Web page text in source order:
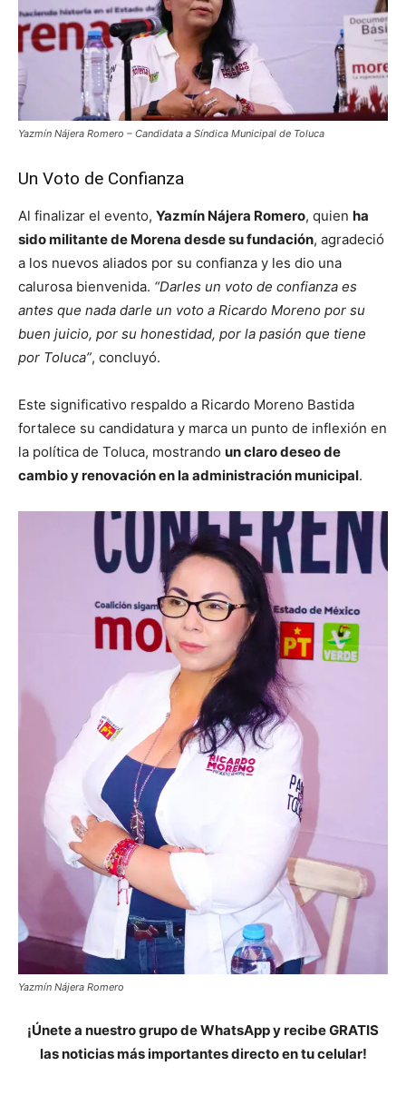
Yazmín Nájera Romero – Candidata a Síndica Municipal de Toluca
Un Voto de Confianza
Al finalizar el evento, Yazmín Nájera Romero, quien ha
sido militante de Morena desde su fundación, agradeció
a los nuevos aliados por su confianza y les dio una
calurosa bienvenida. “Darles un voto de confianza es
antes que nada darle un voto a Ricardo Moreno por su
buen juicio, por su honestidad, por la pasión que tiene
por Toluca”, concluyó.
Este significativo respaldo a Ricardo Moreno Bastida
fortalece su candidatura y marca un punto de inflexión en
la política de Toluca, mostrando un claro deseo de
cambio y renovación en la administración municipal.
Yazmín Nájera Romero
¡Únete a nuestro grupo de WhatsApp y recibe GRATIS
las noticias más importantes directo en tu celular!